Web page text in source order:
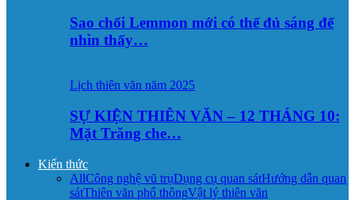
Sao chổi Lemmon mới có thể đủ sáng để
nhìn thấy…
Lịch thiên văn năm 2025
SỰ KIỆN THIÊN VĂN – 12 THÁNG 10:
Mặt Trăng che…
Kiến thức
AllCông nghệ vũ trụDụng cụ quan sátHướng dẫn quan
sátThiên văn phổ thôngVật lý thiên văn